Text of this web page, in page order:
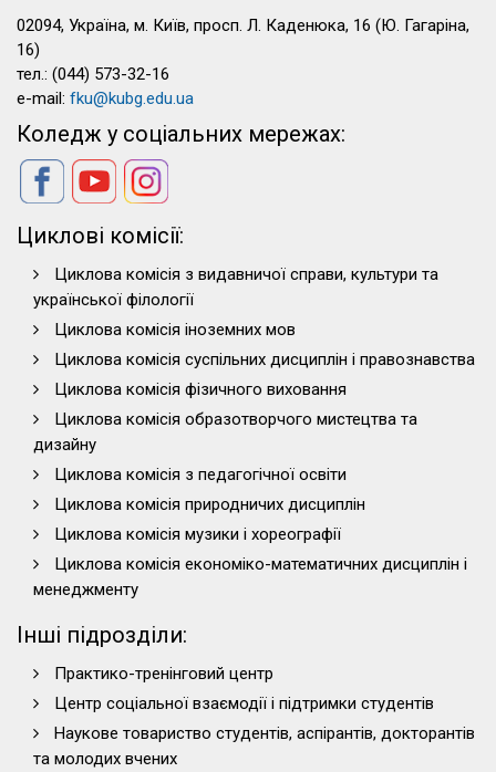
02094, Україна, м. Київ, просп. Л. Каденюка, 16 (Ю. Гагаріна,
16)
тел.: (044) 573-32-16
e-mail: fku@kubg.edu.ua
Коледж у соціальних мережах:
Циклові комісії:
Циклова комісія з видавничої справи, культури та
української філології
Циклова комісія іноземних мов
Циклова комісія суспільних дисциплін і правознавства
Циклова комісія фізичного виховання
Циклова комісія образотворчого мистецтва та
дизайну
Циклова комісія з педагогічної освіти
Циклова комісія природничих дисциплін
Циклова комісія музики і хореографії
Циклова комісія економіко-математичних дисциплін і
менеджменту
Інші підрозділи:
Практико-тренінговий центр
Центр соціальної взаємодії і підтримки студентів
Наукове товариство студентів, аспірантів, докторантів
та молодих вчених